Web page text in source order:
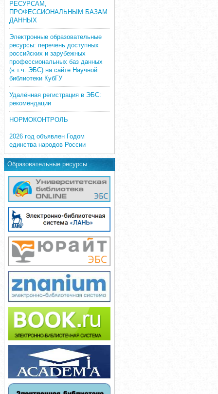
РЕСУРСАМ,
ПРОФЕССИОНАЛЬНЫМ БАЗАМ
ДАННЫХ
Электронные образовательные
ресурсы: перечень доступных
российских и зарубежных
профессиональных баз данных
(в т.ч. ЭБС) на сайте Научной
библиотеки КубГУ
Удалённая регистрация в ЭБС:
рекомендации
НОРМОКОНТРОЛЬ
2026 год объявлен Годом
единства народов России
Образовательные ресурсы